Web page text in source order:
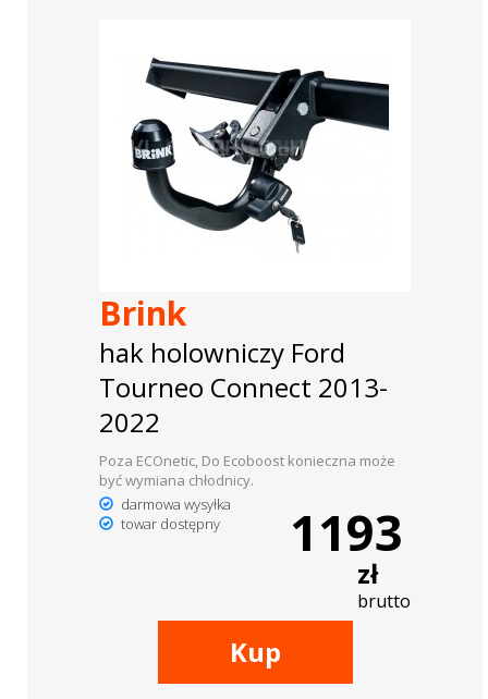
Brink
hak holowniczy Ford
Tourneo Connect 2013-
2022
Poza ECOnetic, Do Ecoboost konieczna może
być wymiana chłodnicy.
darmowa wysyłka
towar dostępny
1193
zł
brutto
Kup